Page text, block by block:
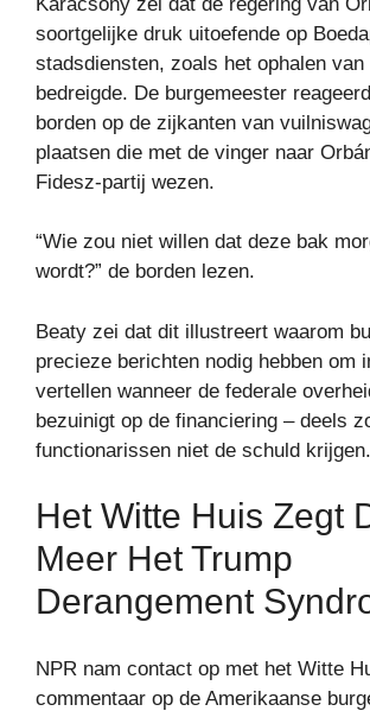
soortgelijke druk uitoefende op
stadsdiensten, zoals het ophalen van
bedreigde. De burgemeester
borden op de zijkanten van
plaatsen die met de vinger naar
Fidesz-partij wezen.
“Wie zou niet willen dat deze bak
wordt?” de borden lezen.
Beaty zei dat dit illustreert waarom
precieze berichten nodig hebben om
vertellen wanneer de federale
bezuinigt op de financiering – deels
functionarissen niet de schuld krijgen.
Het Witte Huis Zegt
Meer Het Trump
Derangement
NPR nam contact op met het Witte
commentaar op de Amerikaanse